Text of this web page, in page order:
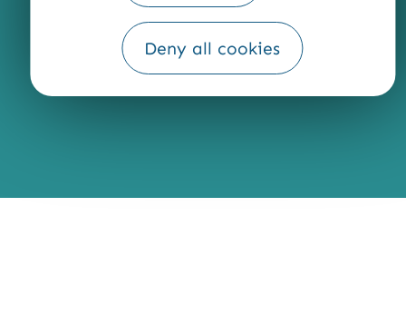
Deny all cookies
Fourni par